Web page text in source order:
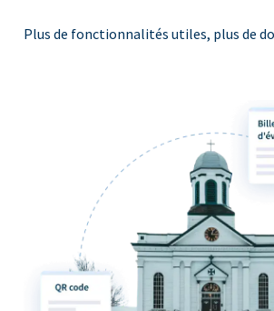
Plus de fonctionnalités utiles, plus de